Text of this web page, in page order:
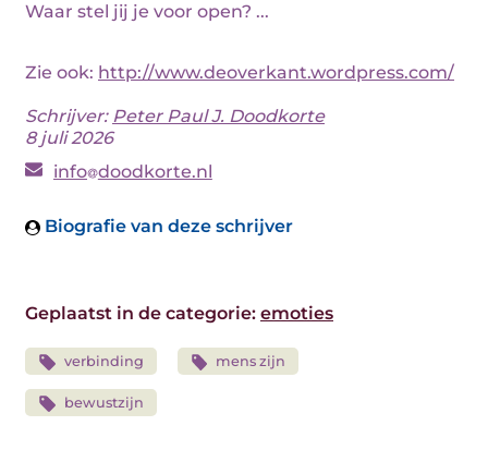
Waar stel jij je voor open? ...
Zie ook: http://www.deoverkant.wordpress.com/
Schrijver: Peter Paul J. Doodkorte
8 juli 2026
info doodkorte.nl
Biografie van deze schrijver
Geplaatst in de categorie: emoties
verbinding mens zijn
bewustzijn